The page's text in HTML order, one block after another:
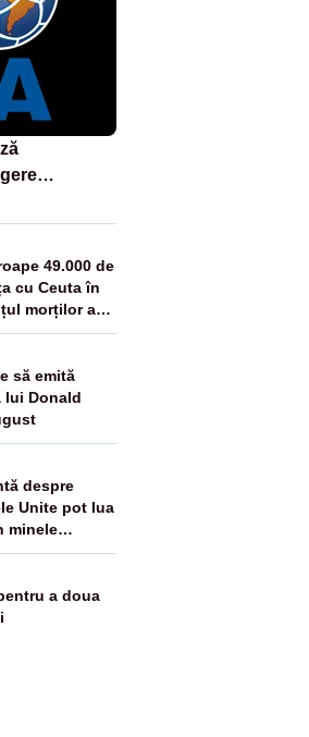
49.000 de
cu Ceuta în
morților a
să emită
lui Donald
despre
Unite pot lua
minele
a doua